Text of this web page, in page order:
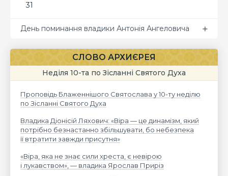
31
День поминання владики Антонія Ангеловича
СЛОВО АРХИЄРЕЯ
Неділя 10-та по Зісланні Святого Духа
Проповідь Блаженнішого Святослава у 10-ту неділю
по Зісланні Святого Духа
Владика Діонісій Ляхович: «Віра — це динамізм, який
потрібно безнастанно збільшувати, бо небезпека
її втратити завжди присутня»
«Віра, яка не знає сили хреста, є невірою
і лукавством», — владика Ярослав Приріз